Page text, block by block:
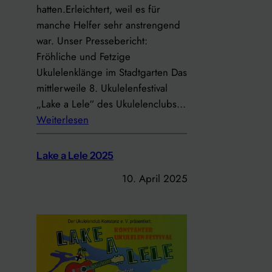
!
n
s
e
m
b
l
e
a
2
2
.
2
0
e
n
S
t
a
m
m
t
s
c
e
h
t
w
hatten.Erleichtert, weil es für
manche Helfer sehr anstrengend
war. Unser Pressebericht:
Fröhliche und Fetzige
Ukulelenklänge im Stadtgarten Das
mittlerweile 8. Ukulelenfestival
„Lake a Lele“ des Ukulelenclubs…
Weiterlesen:
a
L
e
l
e
Lake a Lele 2025
10. April 2025